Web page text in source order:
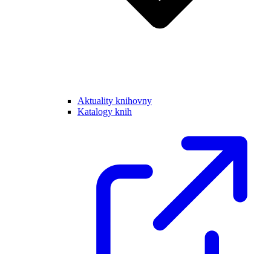
Aktuality knihovny
Katalogy knih